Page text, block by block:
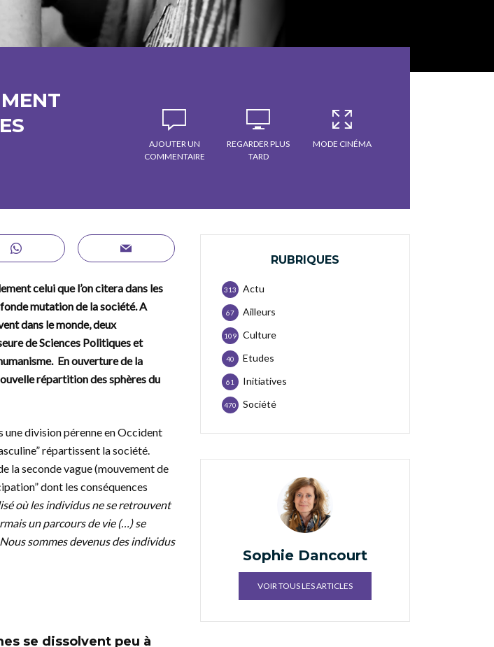
AJOUTER UN
COMMENTAIRE
REGARDER PLUS
TARD
MODE CINÉMA
celui que l’on citera dans les
mutation de la société. A
dans le monde, deux
de Sciences Politiques et
En ouverture de la
répartition des sphères du
une division pérenne en Occident
répartissent la société.
la seconde vague (mouvement de
dont les conséquences
où les individus ne se retrouvent
un parcours de vie (…) se
sommes devenus des individus
se dissolvent peu à
RUBRIQUES
Actu
313
Ailleurs
67
Culture
109
Etudes
40
Initiatives
61
Société
470
Sophie Dancourt
VOIR TOUS LES ARTICLES